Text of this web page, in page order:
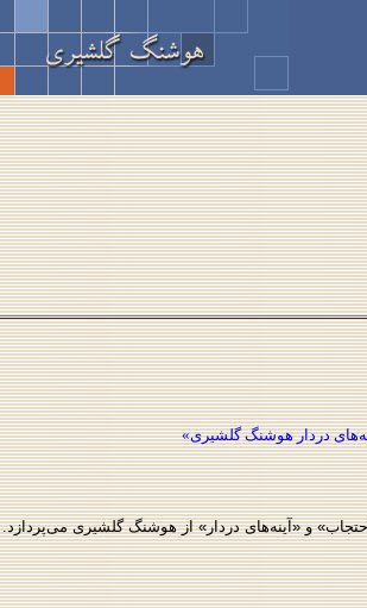
دردار هوشنگ گلشیری»
و«آینه‌های دردار» از هوشنگ گلشیری می‌پردازد.